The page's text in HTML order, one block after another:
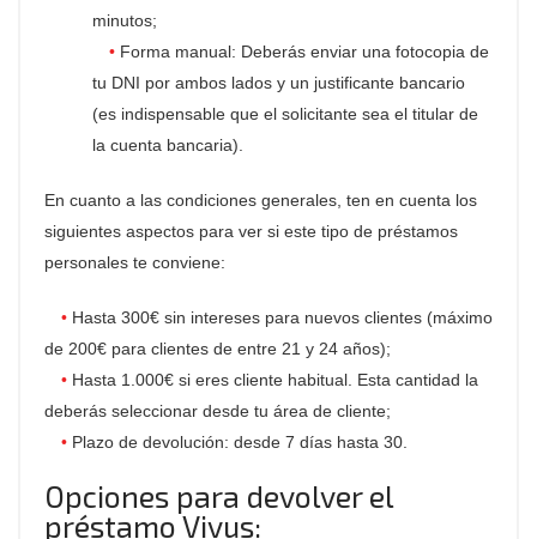
minutos;
Forma manual: Deberás enviar una fotocopia de
tu DNI por ambos lados y un justificante bancario
(es indispensable que el solicitante sea el titular de
la cuenta bancaria).
En cuanto a las condiciones generales, ten en cuenta los
siguientes aspectos para ver si este tipo de préstamos
personales te conviene:
Hasta 300€ sin intereses para nuevos clientes (máximo
de 200€ para clientes de entre 21 y 24 años);
Hasta 1.000€ si eres cliente habitual. Esta cantidad la
deberás seleccionar desde tu área de cliente;
Plazo de devolución: desde 7 días hasta 30.
Opciones para devolver el
préstamo Vivus: